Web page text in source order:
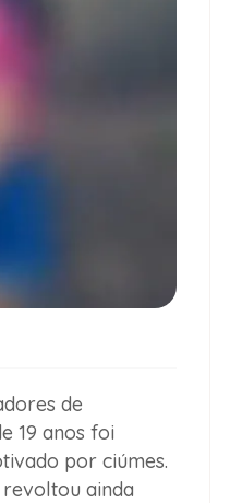
de
19 anos foi
por ciúmes.
ainda